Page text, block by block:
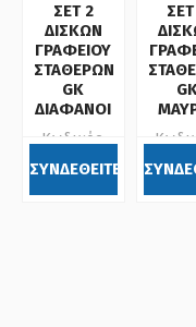
ΣΕΤ 2
ΔΙΣΚΩΝ
ΓΡΑΦΕΙΟΥ
ΣΤΑΘΕΡΩΝ
GK
ΔΙΑΦΑΝΟΙ
Κωδικός:
112101
ΣΥΝΔΕΘΕΙΤΕ